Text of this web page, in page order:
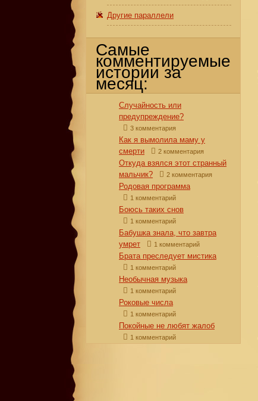
Другие параллели
Самые
комментируемые
истории за
месяц:
Случайность или
предупреждение?
3 комментария
Как я вымолила маму у
смерти
2 комментария
Откуда взялся этот странный
мальчик?
2 комментария
Родовая программа
1 комментарий
Боюсь таких снов
1 комментарий
Бабушка знала, что завтра
умрет
1 комментарий
Брата преследует мистика
1 комментарий
Необычная музыка
1 комментарий
Роковые числа
1 комментарий
Покойные не любят жалоб
1 комментарий